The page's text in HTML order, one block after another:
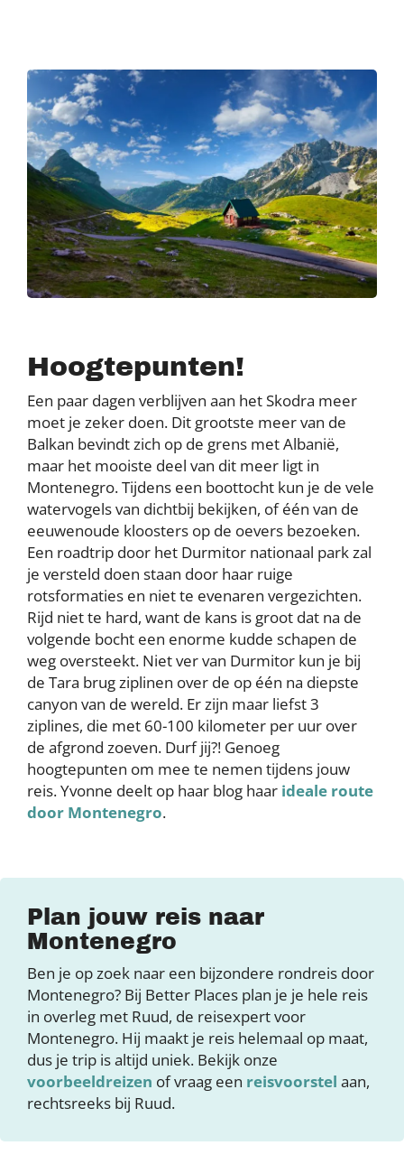
Hoogtepunten!
Een paar dagen verblijven aan het Skodra meer
moet je zeker doen. Dit grootste meer van de
Balkan bevindt zich op de grens met Albanië,
maar het mooiste deel van dit meer ligt in
Montenegro. Tijdens een boottocht kun je de vele
watervogels van dichtbij bekijken, of één van de
eeuwenoude kloosters op de oevers bezoeken.
Een roadtrip door het Durmitor nationaal park zal
je versteld doen staan door haar ruige
rotsformaties en niet te evenaren vergezichten.
Rijd niet te hard, want de kans is groot dat na de
volgende bocht een enorme kudde schapen de
weg oversteekt. Niet ver van Durmitor kun je bij
de Tara brug ziplinen over de op één na diepste
canyon van de wereld. Er zijn maar liefst 3
ziplines, die met 60-100 kilometer per uur over
de afgrond zoeven. Durf jij?! Genoeg
hoogtepunten om mee te nemen tijdens jouw
reis. Yvonne deelt op haar blog haar ideale route
door Montenegro.
Plan jouw reis naar
Montenegro
Ben je op zoek naar een bijzondere rondreis door
Montenegro? Bij Better Places plan je je hele reis
in overleg met Ruud, de reisexpert voor
Montenegro. Hij maakt je reis helemaal op maat,
dus je trip is altijd uniek. Bekijk onze
voorbeeldreizen of vraag een reisvoorstel aan,
rechtsreeks bij Ruud.